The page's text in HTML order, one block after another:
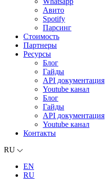
Авито
Spotify
Парсинг
Стоимость
Партнеры
Ресурсы
Блог
Гайды
API документация
Youtube канал
Блог
Гайды
API документация
Youtube канал
Контакты
RU
EN
RU